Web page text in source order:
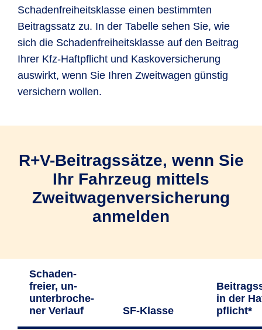
Erstfahrzeugsläuft auf Sie, Ihre/n
Ehepartner/in, Ihre/n eingetragene/n
Lebenspartner/in oder in häuslicher
Gemeinschaft lebende/r
Lebenspartner/in.
Sie oder eine gleichgestellte Person
des ersten Wagens. Gleichgestellt sind
Ihnen hierbeiLebenspartner/in,
Ehepartner/in, in häuslicher
Gemeinschaft lebende/r
Lebenspartner/in und eingetragene
Schadenfreiheitsklasse einen bestimmten
Beitragssatz zu. In der Tabelle sehen Sie, wie
sich die Schadenfreiheitsklasse auf den Beitrag
Ihrer Kfz-Haftpflicht und Kaskoversicherung
auswirkt, wenn Sie Ihren Zweitwagen günstig
versichern wollen.
R+V-Beitragssätze, wenn Sie
Ihr Fahrzeug mittels
Zweitwagenversicherung
anmelden
Schaden­
freier, un­
unter­bro­che­
ner Ver­lauf
SF-Klasse
in der
pflicht*